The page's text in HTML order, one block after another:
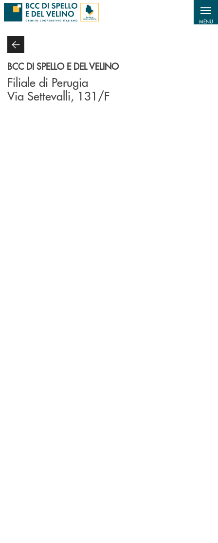
Salta al contenuto principale
MENU
BCC DI SPELLO E DEL VELINO
Filiale di Perugia
Via Settevalli, 131/F